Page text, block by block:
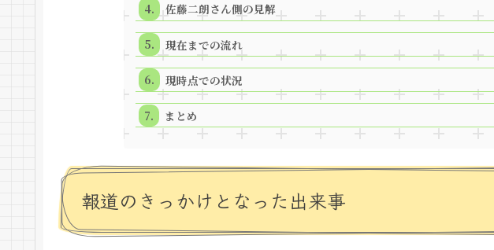
佐藤二朗さん側の見解
現在までの流れ
現時点での状況
まとめ
報道のきっかけとなった出来事